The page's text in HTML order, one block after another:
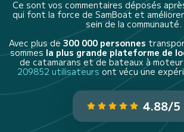
Ce sont vos commentaires déposés
qui font la force de SamBoat et
sein de la communauté.
Avec plus de300 000 personnes
sommes la plus grande plateforme de
de catamarans et de bateaux à moteur
209852 utilisateurs ont vécu une
4.88/5